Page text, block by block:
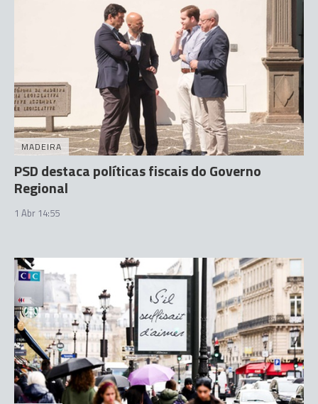
MADEIRA
PSD destaca políticas fiscais do Governo
Regional
1 Abr 14:55